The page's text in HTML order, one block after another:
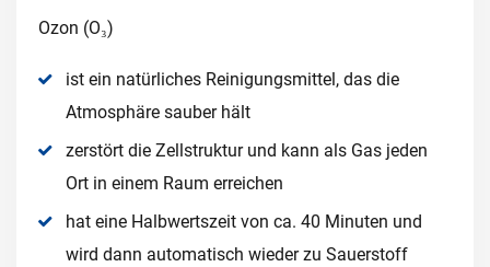
Ozon (O₃)
ist ein natürliches Reinigungsmittel, das die
Atmosphäre sauber hält
zerstört die Zellstruktur und kann als Gas jeden
Ort in einem Raum erreichen
hat eine Halbwertszeit von ca. 40 Minuten und
wird dann automatisch wieder zu Sauerstoff